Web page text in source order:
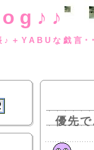
日記帳♪
優先